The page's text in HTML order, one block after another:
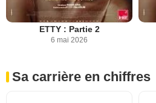
ETTY : Partie 2
6 mai 2026
Sa carrière en chiffres